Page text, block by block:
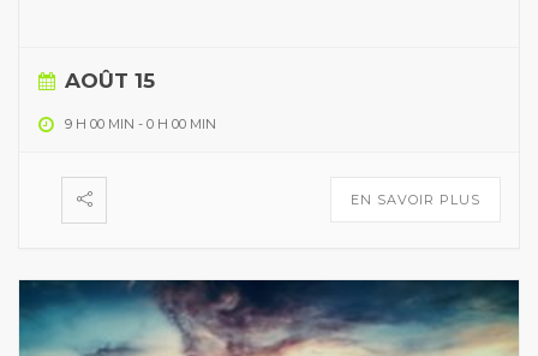
AOÛT 15
9 H 00 MIN - 0 H 00 MIN
EN SAVOIR PLUS